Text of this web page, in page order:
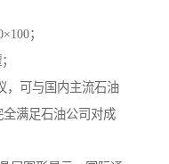
；
，可与国内主流石油
满足石油公司对成